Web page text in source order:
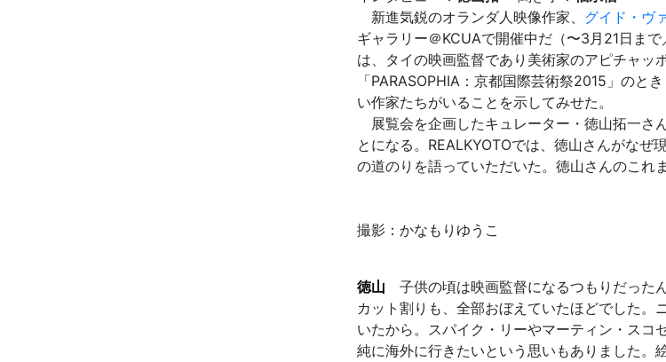
新進気鋭のオランダ人映像作家、 グイド・ヴ
ギャラリー＠KCUAで開催中だ（〜3月21日まで
は、タイの映画監督であり美術家のアピチャッ
「PARASOPHIA：京都国際芸術祭2015」の
い作家たちがいることを示してみせた。
展覧会を企画したキュレーター・徳山拓一さ
とになる。REALKYOTOでは、徳山さんがな
の道のりを語っていただいた。徳山さんのこれ
撮影：かなもりゆうこ
徳山 子供の頃は映画監督になるつもりだった
カット割りも、全部おぼえていたほどでした。
いたから。スパイク・リーやマーティン・スコ
純に海外に行きたいという思いもありました。